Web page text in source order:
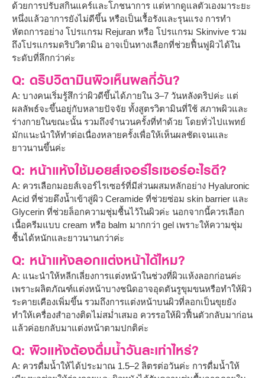
ด้วยการปรับสกินแคร์และโภชนาการ แต่หากดูแลตัวเองมาระยะ
หนึ่งแล้วอาการยังไม่ดีขึ้น หรือเป็นเรื้อรังและรุนแรง การทำ
หัตถการอย่าง โปรแกรม Rejuran หรือ โปรแกรม Skinvive รวม
ถึงโปรแกรมดริปวิตามิน อาจเป็นทางเลือกที่ช่วยฟื้นฟูผิวได้ใน
ระดับที่ลึกกว่าค่ะ
Q: ดริปวิตามินผิวเห็นผลกี่วัน?
A: บางคนเริ่มรู้สึกว่าผิวดีขึ้นได้ภายใน 3–7 วันหลังดริปค่ะ แต่
ผลลัพธ์จะขึ้นอยู่กับหลายปัจจัย ทั้งสูตรวิตามินที่ใช้ สภาพผิวและ
ร่างกายในขณะนั้น รวมถึงจำนวนครั้งที่ทำด้วย โดยทั่วไปแพทย์
มักแนะนำให้ทำต่อเนื่องหลายครั้งเพื่อให้เห็นผลชัดเจนและ
ยาวนานขึ้นค่ะ
Q: หน้าแห้งใช้มอยส์เจอร์ไรเซอร์อะไรดี?
A: ควรเลือกมอยส์เจอร์ไรเซอร์ที่มีส่วนผสมหลักอย่าง Hyaluronic
Acid ที่ช่วยดึงน้ำเข้าสู่ผิว Ceramide ที่ช่วยซ่อม skin barrier และ
Glycerin ที่ช่วยล็อกความชุ่มชื้นไว้ในผิวค่ะ นอกจากนี้ควรเลือก
เนื้อครีมแบบ cream หรือ balm มากกว่า gel เพราะให้ความชุ่ม
ชื้นได้หนักและยาวนานกว่าค่ะ
Q: หน้าแห้งลอกแต่งหน้าได้ไหม?
A: แนะนำให้หลีกเลี่ยงการแต่งหน้าในช่วงที่ผิวแห้งลอกก่อนค่ะ
เพราะผลิตภัณฑ์แต่งหน้าบางชนิดอาจอุดตันรูขุมขนหรือทำให้ผิว
ระคายเคืองเพิ่มขึ้น รวมถึงการแต่งหน้าบนผิวที่ลอกเป็นขุยยัง
ทำให้เครื่องสำอางติดไม่สม่ำเสมอ ควรรอให้ผิวฟื้นตัวกลับมาก่อน
แล้วค่อยกลับมาแต่งหน้าตามปกติค่ะ
Q: ผิวแห้งต้องดื่มน้ำวันละเท่าไหร่?
A: ควรดื่มน้ำให้ได้ประมาณ 1.5–2 ลิตรต่อวันค่ะ การดื่มน้ำให้